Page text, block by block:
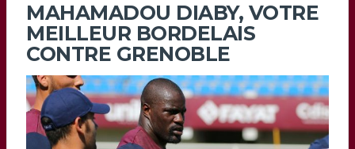
MAHAMADOU DIABY, VOTRE
MEILLEUR BORDELAIS
CONTRE GRENOBLE